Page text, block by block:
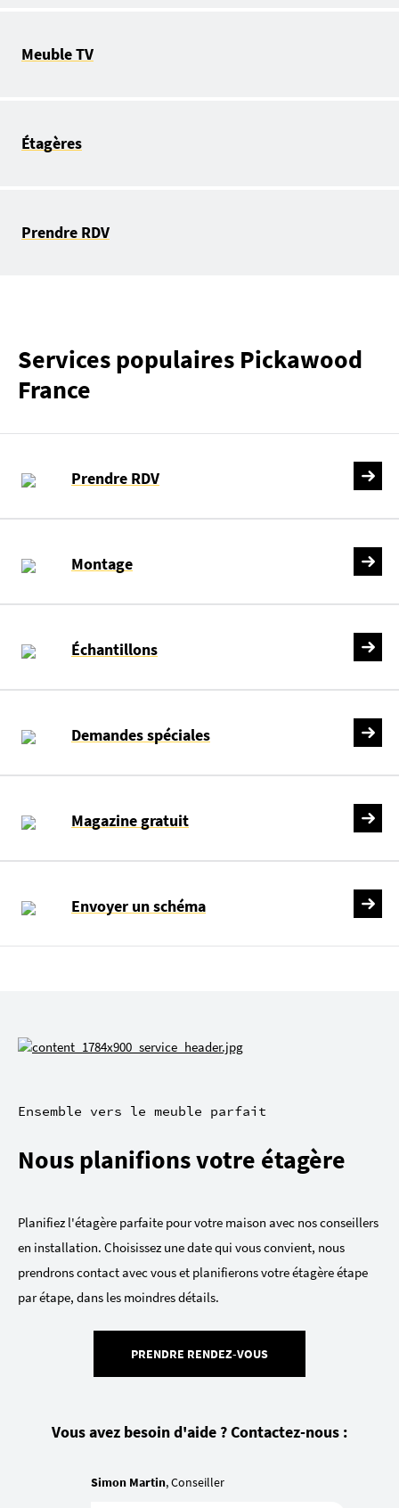
Meuble TV
Étagères
Prendre RDV
Services populaires Pickawood
France
Prendre RDV
Montage
Échantillons
Demandes spéciales
Magazine gratuit
Envoyer un schéma
Ensemble vers le meuble parfait
Nous planifions votre étagère
Planifiez l'étagère parfaite pour votre maison avec nos conseillers
en installation. Choisissez une date qui vous convient, nous
prendrons contact avec vous et planifierons votre étagère étape
par étape, dans les moindres détails.
PRENDRE RENDEZ-VOUS
Vous avez besoin d'aide ? Contactez-nous :
Simon Martin, Conseiller